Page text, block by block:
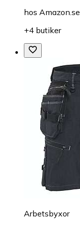
hos Amazon.se
+4 butiker
Arbetsbyxor